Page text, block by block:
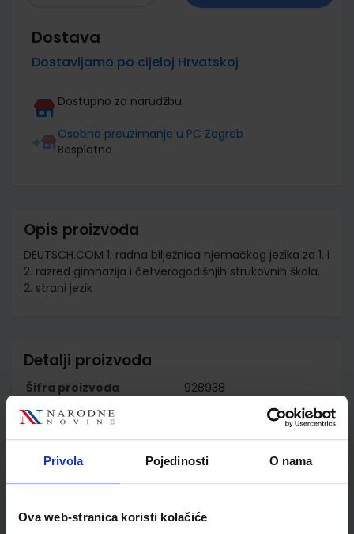
Privola Pojedinosti O nama
Ova web-stranica koristi kolačiće
Dostava
Dostavljamo po cijeloj Hrvatskoj
Dostupno za narudžbu
Osobno preuzimanje u PC Zagreb
Besplatno
Opis proizvoda
DEUTSCH.COM 1; radna bilježnica njemačkog jezika za 1. i
2. razred gimnazija i četverogodišnjih strukovnih škola,
2. strani jezik
Detalji proizvoda
Šifra proizvoda
928938
Jedinična mjera
Nakladnik
NAKLADA LJEVAK d.o.o.
Neuner Pilypaityte Szakaly